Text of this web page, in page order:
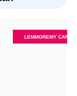
LEMMOREMY CANDY